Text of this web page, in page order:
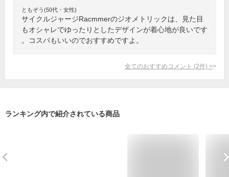
ともぞう(50代・女性)
サイクルジャージRacmmerのジオメトリックは、見た目
もオシャレでゆったりとしたデザインが着心地が良いです
。コスパもいいのでおすすめですよ。
全てのおすすめコメント (2件) >
ランキング内で紹介されている商品